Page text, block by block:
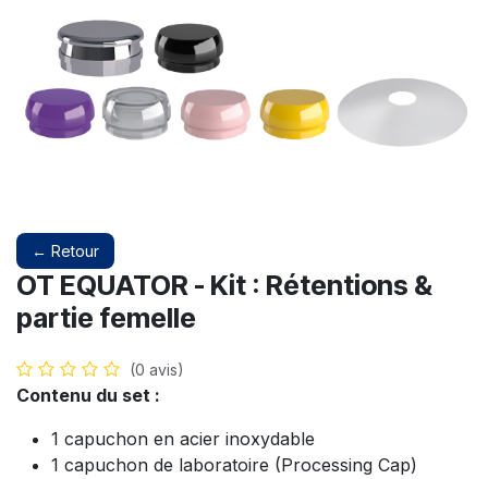
← Retour
OT EQUATOR - Kit : Rétentions &
partie femelle
(0 avis)
Contenu du set :
1 capuchon en acier inoxydable
1 capuchon de laboratoire (Processing Cap)